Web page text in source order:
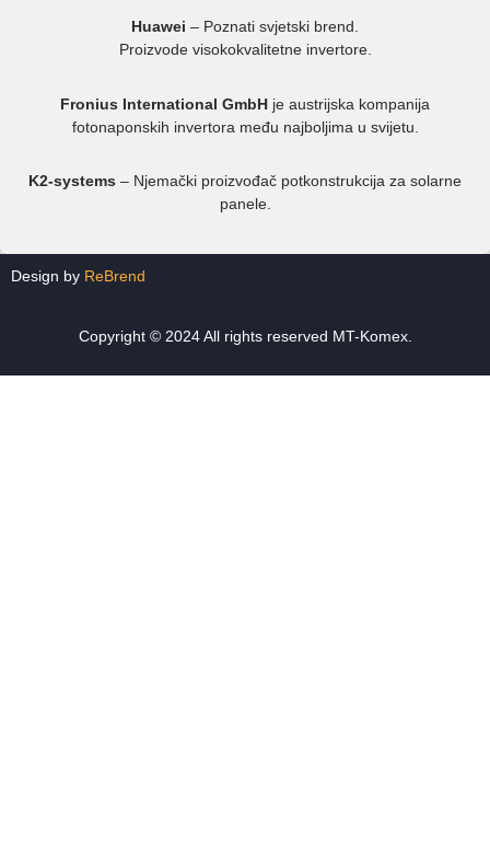
Huawei – Poznati svjetski brend.
Proizvode visokokvalitetne invertore.
Fronius International GmbH je austrijska kompanija
fotonaponskih invertora među najboljima u svijetu.
K2-systems – Njemački proizvođač potkonstrukcija za solarne
panele.
Design by ReBrend
Copyright © 2024 All rights reserved MT-Komex.